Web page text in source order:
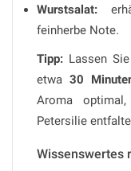
Wurstsalat:
feinherbe Note.
Tipp: Lassen
etwa30
Aroma
Petersilie
Wissenswertes